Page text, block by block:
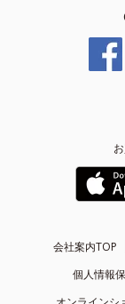
会社案内TOP
個人情報